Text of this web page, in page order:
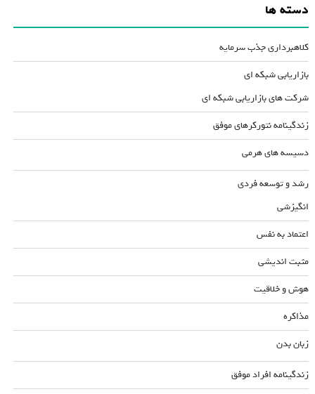
دسته ها
کلاهبرداری جذب سرمایه
بازاریابی شبکه ای
شرکت های بازاریابی شبکه ای
زندگینامه نتورکرهای موفق
دسیسه های هرمی
رشد و توسعه فردی
انگیزشی
اعتماد به نفس
مثبت اندیشی
هوش و خلاقیت
مذاکره
زبان بدن
زندگینامه افراد موفق